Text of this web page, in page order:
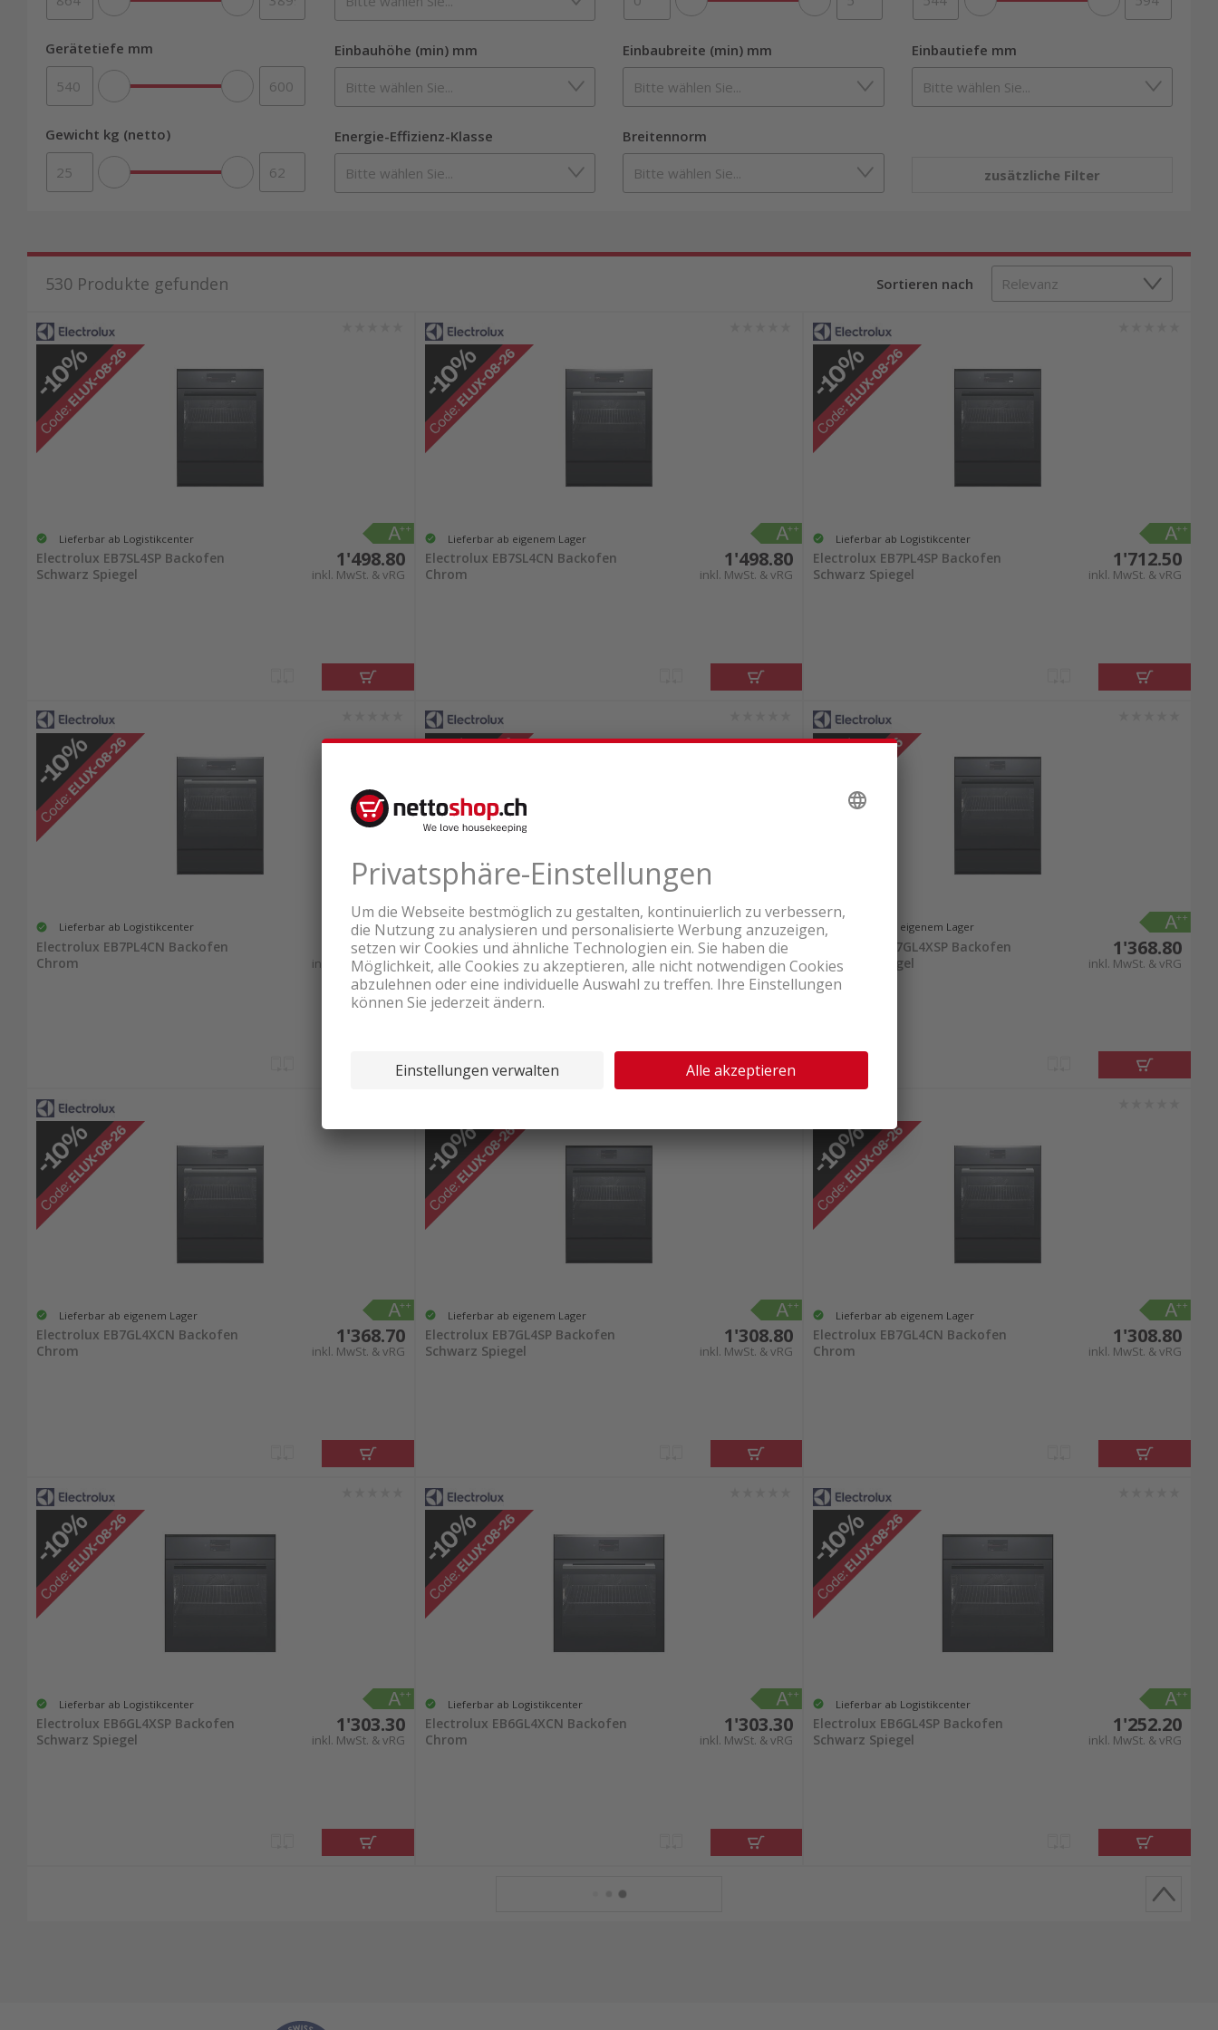
Gerätetiefe mm Einbauhöhe (min) mm Einbaubreite (min) mm Einbautiefe mm
Gewicht kg (netto) Energie-Effizienz-Klasse Breitennorm
zusätzliche Filter
530 Produkte gefunden Sortieren nach
Lieferbar ab Logistikcenter
Electrolux EB7SL4SP Backofen
Schwarz Spiegel
1'498.80
inkl. MwSt. & vRG
Lieferbar ab eigenem Lager
Electrolux EB7SL4CN Backofen
Chrom
1'498.80
inkl. MwSt. & vRG
Lieferbar ab Logistikcenter
Electrolux EB7PL4SP Backofen
Schwarz Spiegel
1'712.50
inkl. MwSt. & vRG
Lieferbar ab Logistikcenter
Electrolux EB7PL4CN Backofen
Chrom
1'712.50
inkl. MwSt. & vRG
Lieferbar ab Logistikcenter
Electrolux EB7GL5QSP Backofen
Schwarz Spiegel
1'518.80
inkl. MwSt. & vRG
Lieferbar ab eigenem Lager
Electrolux EB7GL4XSP Backofen
Schwarz Spiegel
1'368.80
inkl. MwSt. & vRG
Lieferbar ab eigenem Lager
Electrolux EB7GL4XCN Backofen
Chrom
1'368.70
inkl. MwSt. & vRG
Lieferbar ab eigenem Lager
Electrolux EB7GL4SP Backofen
Schwarz Spiegel
1'308.80
inkl. MwSt. & vRG
Lieferbar ab eigenem Lager
Electrolux EB7GL4CN Backofen
Chrom
1'308.80
inkl. MwSt. & vRG
Lieferbar ab Logistikcenter
Electrolux EB6GL4XSP Backofen
Schwarz Spiegel
1'303.30
inkl. MwSt. & vRG
Lieferbar ab Logistikcenter
Electrolux EB6GL4XCN Backofen
Chrom
1'303.30
inkl. MwSt. & vRG
Lieferbar ab Logistikcenter
Electrolux EB6GL4SP Backofen
Schwarz Spiegel
1'252.20
inkl. MwSt. & vRG